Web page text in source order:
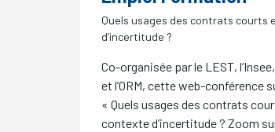
Quels usages des contrats courts
d’incertitude ?
Co-organisée par le LEST,
et l’ORM, cette web-conférence
« Quels usages des contrats
contexte d’incertitude ? Zoom